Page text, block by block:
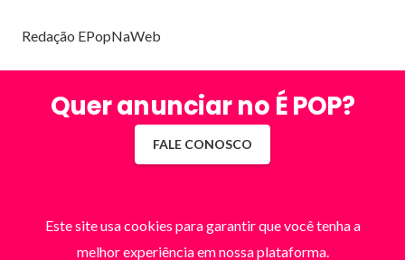
Redação EPopNaWeb
Quer anunciar no É POP?
FALE CONOSCO
Este site usa cookies para garantir que você tenha a
melhor experiência em nossa plataforma.